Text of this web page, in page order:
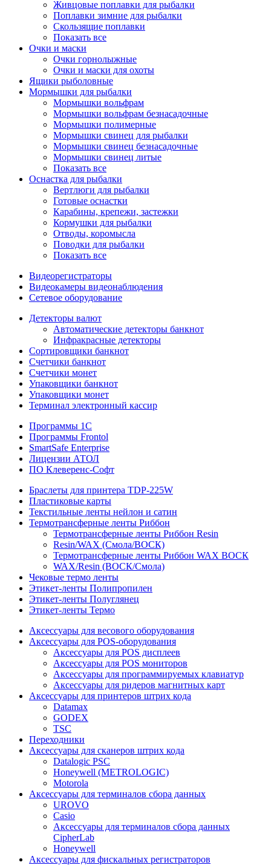
Живцовые поплавки для рыбалки
Поплавки зимние для рыбалки
Скользящие поплавки
Показать все
Очки и маски
Очки горнолыжные
Очки и маски для охоты
Ящики рыболовные
Мормышки для рыбалки
Мормышки вольфрам
Мормышки вольфрам безнасадочные
Мормышки полимерные
Мормышки свинец для рыбалки
Мормышки свинец безнасадочные
Мормышки свинец литые
Показать все
Оснастка для рыбалки
Вертлюги для рыбалки
Готовые оснастки
Карабины, крепежи, застежки
Кормушки для рыбалки
Отводы, коромысла
Поводки для рыбалки
Показать все
Видеорегистраторы
Видеокамеры видеонаблюдения
Сетевое оборудование
Детекторы валют
Автоматические детекторы банкнот
Инфракрасные детекторы
Сортировщики банкнот
Счетчики банкнот
Счетчики монет
Упаковщики банкнот
Упаковщики монет
Терминал электронный кассир
Программы 1C
Программы Frontol
SmartSafe Enterprise
Лицензии АТОЛ
ПО Клеверенс-Софт
Браслеты для принтера TDP-225W
Пластиковые карты
Текстильные ленты нейлон и сатин
Термотрансферные ленты Риббон
Термотрансферные ленты Риббон Resin
Resin/WAX (Смола/ВОСК)
Термотрансферные ленты Риббон WAX ВОСК
WAX/Resin (ВОСК/Смола)
Чековые термо ленты
Этикет-ленты Полипропилен
Этикет-ленты Полуглянец
Этикет-ленты Термо
Аксессуары для весового оборудования
Аксессуары для POS-оборудования
Аксессуары для POS дисплеев
Аксессуары для POS мониторов
Аксессуары для программируемых клавиатур
Аксессуары для ридеров магнитных карт
Аксессуары для принтеров штрих кода
Datamax
GODEX
TSC
Переходники
Аксессуары для сканеров штрих кода
Datalogic PSC
Honeywell (METROLOGIC)
Motorola
Аксессуары для терминалов сбора данных
UROVO
Casio
Аксессуары для терминалов сбора данных
CipherLab
Honeywell
Аксессуары для фискальных регистраторов